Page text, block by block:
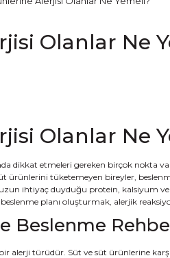
Olanlar Ne
Olanlar Ne
dikkat etmeleri gereken birçok nokta
ürünlerini tüketemeyen bireyler,
ihtiyaç duyduğu protein, kalsiyum ve
planı oluşturmak, alerjik
Beslenme
alerji türüdür. Süt ve süt ürünlerine